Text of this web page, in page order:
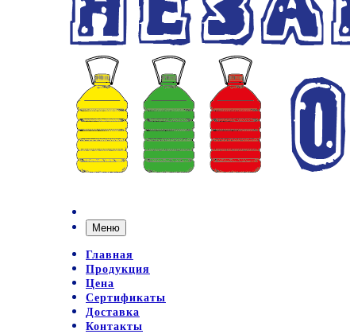
Меню
Главная
Продукция
Цена
Сертификаты
Доставка
Контакты